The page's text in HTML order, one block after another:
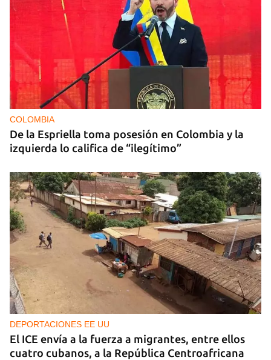
COLOMBIA
De la Espriella toma posesión en Colombia y la
izquierda lo califica de “ilegítimo”
DEPORTACIONES EE UU
El ICE envía a la fuerza a migrantes, entre ellos
cuatro cubanos, a la República Centroafricana